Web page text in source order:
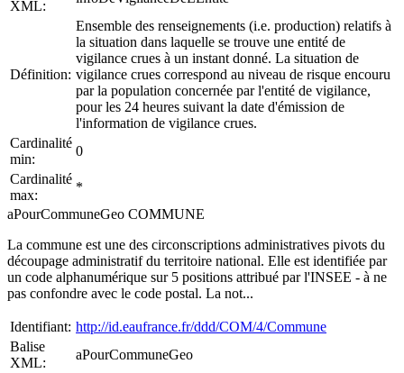
XML:
Définition:
Ensemble des renseignements (i.e. production) relatifs à
la situation dans laquelle se trouve une entité de
vigilance crues à un instant donné. La situation de
vigilance crues correspond au niveau de risque encouru
par la population concernée par l'entité de vigilance,
pour les 24 heures suivant la date d'émission de
l'information de vigilance crues.
Cardinalité
min:
0
Cardinalité
max:
*
aPourCommuneGeo COMMUNE
La commune est une des circonscriptions administratives pivots du
découpage administratif du territoire national. Elle est identifiée par
un code alphanumérique sur 5 positions attribué par l'INSEE - à ne
pas confondre avec le code postal. La not...
Identifiant: http://id.eaufrance.fr/ddd/COM/4/Commune
Balise
XML:
aPourCommuneGeo